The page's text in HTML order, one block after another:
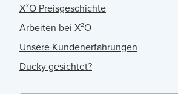
X²O Preisgeschichte
Arbeiten bei X²O
Unsere Kundenerfahrungen
Ducky gesichtet?